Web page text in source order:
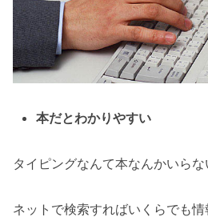
本だとわかりやすい
タイピングなんて本なんかいらな
ネットで検索すればいくらでも情